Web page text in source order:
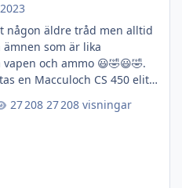
någon äldre tråd men alltid
som är lika
och ammo 😃🤣😃🤣.
en Macculoch CS 450 elite.
på och skruvat på den så
27 208 visningar